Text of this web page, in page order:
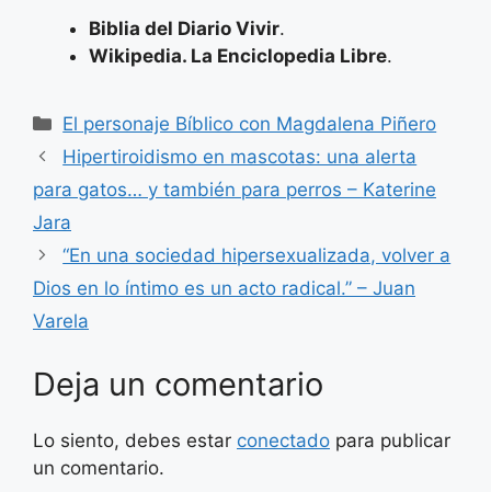
Biblia del Diario Vivir.
Wikipedia. La Enciclopedia Libre.
Categorías
El personaje Bíblico con Magdalena Piñero
Hipertiroidismo en mascotas: una alerta
para gatos… y también para perros – Katerine
Jara
“En una sociedad hipersexualizada, volver a
Dios en lo íntimo es un acto radical.” – Juan
Varela
Deja un comentario
Lo siento, debes estar conectado para publicar
un comentario.